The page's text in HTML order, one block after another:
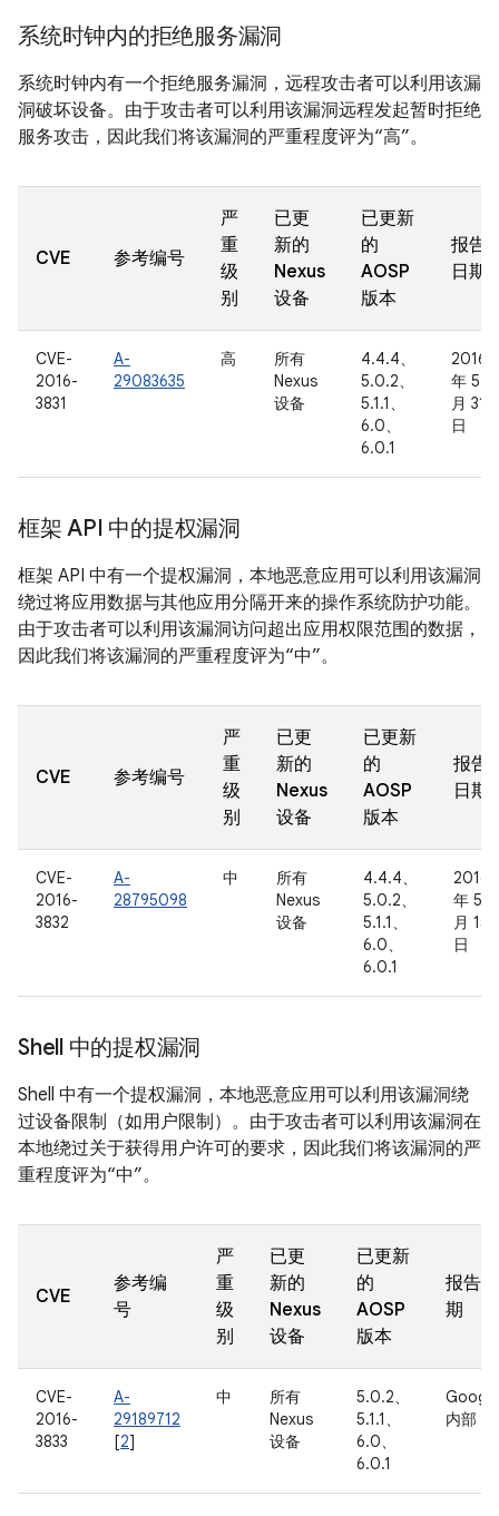
系统时钟内的拒绝服务漏洞
系统时钟内有一个拒绝服务漏洞，远程攻击者可以利用该漏
洞破坏设备。由于攻击者可以利用该漏洞远程发起暂时拒绝
服务攻击，因此我们将该漏洞的严重程度评为“高”。
CVE 参考编号
严
重
级
别
已更
新的
Nexus
设备
已更新
的
AOSP
版本
报告
日期
CVE-
2016-
3831
A-
29083635
高
所有
Nexus
设备
4.4.4、
5.0.2、
5.1.1、
6.0、
6.0.1
2016
年 5
月 31
日
框架 API 中的提权漏洞
框架 API 中有一个提权漏洞，本地恶意应用可以利用该漏洞
绕过将应用数据与其他应用分隔开来的操作系统防护功能。
由于攻击者可以利用该漏洞访问超出应用权限范围的数据，
因此我们将该漏洞的严重程度评为“中”。
CVE 参考编号
严
重
级
别
已更
新的
Nexus
设备
已更新
的
AOSP
版本
报告
日期
CVE-
2016-
3832
A-
28795098
中
所有
Nexus
设备
4.4.4、
5.0.2、
5.1.1、
6.0、
6.0.1
2016
年 5
月 15
日
Shell 中的提权漏洞
Shell 中有一个提权漏洞，本地恶意应用可以利用该漏洞绕
过设备限制（如用户限制）。由于攻击者可以利用该漏洞在
本地绕过关于获得用户许可的要求，因此我们将该漏洞的严
重程度评为“中”。
CVE
参考编
号
严
重
级
别
已更
新的
Nexus
设备
已更新
的
AOSP
版本
报告日
期
CVE-
2016-
3833
A-
29189712
[2]
中
所有
Nexus
设备
5.0.2、
5.1.1、
6.0、
6.0.1
Google
内部